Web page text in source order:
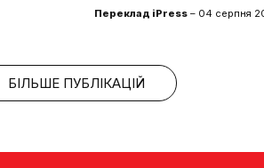
Переклад iPress – 04 серпня
БІЛЬШЕ ПУБЛІКАЦІЙ